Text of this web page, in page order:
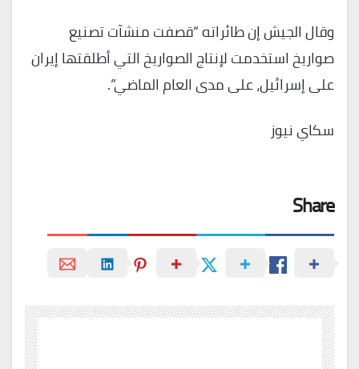
وقال الجيش إن طائراته “قصفت منشآت تصنيع
صواريخ استخدمت لإنتاج الصواريخ التي أطلقتها إيران
على إسرائيل، على مدى العام الماضي”.
سكاي نيوز
Share